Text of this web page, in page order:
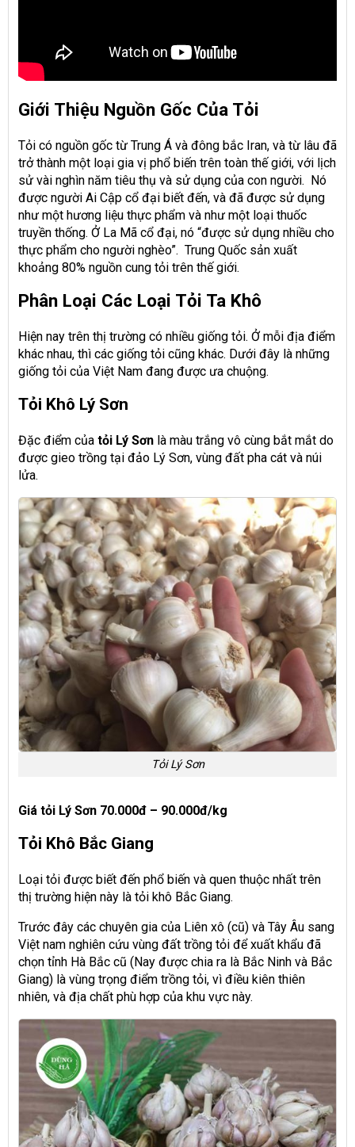
Giới Thiệu Nguồn Gốc Của Tỏi
Tỏi có nguồn gốc từ Trung Á và đông bắc Iran, và từ lâu đã
trở thành một loại gia vị phổ biến trên toàn thế giới, với lịch
sử vài nghìn năm tiêu thụ và sử dụng của con người. Nó
được người Ai Cập cổ đại biết đến, và đã được sử dụng
như một hương liệu thực phẩm và như một loại thuốc
truyền thống. Ở La Mã cổ đại, nó “được sử dụng nhiều cho
thực phẩm cho người nghèo”. Trung Quốc sản xuất
khoảng 80% nguồn cung tỏi trên thế giới.
Phân Loại Các Loại Tỏi Ta Khô
Hiện nay trên thị trường có nhiều giống tỏi. Ở mỗi địa điểm
khác nhau, thì các giống tỏi cũng khác. Dưới đây là những
giống tỏi của Việt Nam đang được ưa chuộng.
Tỏi Khô Lý Sơn
Đặc điểm của tỏi Lý Sơn là màu trắng vô cùng bắt mắt do
được gieo trồng tại đảo Lý Sơn, vùng đất pha cát và núi
lửa.
Tỏi Lý Sơn
Giá tỏi Lý Sơn 70.000đ – 90.000đ/kg
Tỏi Khô Bắc Giang
Loại tỏi được biết đến phổ biến và quen thuộc nhất trên
thị trường hiện này là tỏi khô Bắc Giang.
Trước đây các chuyên gia của Liên xô (cũ) và Tây Âu sang
Việt nam nghiên cứu vùng đất trồng tỏi để xuất khẩu đã
chọn tỉnh Hà Bắc cũ (Nay được chia ra là Bắc Ninh và Bắc
Giang) là vùng trọng điểm trồng tỏi, vì điều kiên thiên
nhiên, và địa chất phù hợp của khu vực này.